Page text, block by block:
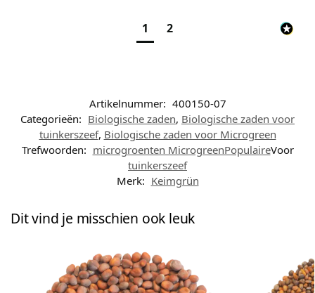
1 2
Artikelnummer: 400150-07
Categorieën: Biologische zaden, Biologische zaden voor
tuinkerszeef, Biologische zaden voor Microgreen
Trefwoorden: microgroenten MicrogreenPopulaireVoor
tuinkerszeef
Merk: Keimgrün
Dit vind je misschien ook leuk